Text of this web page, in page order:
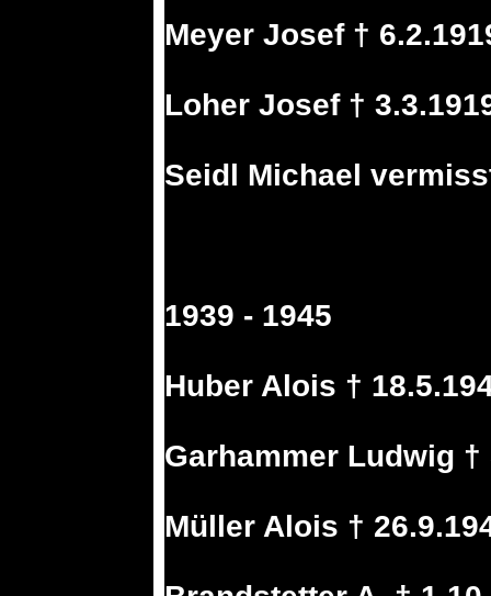
Meyer Josef †
Loher Josef †
Seidl Michael
1939 - 1945
Huber Alois †
Garhammer Ludwig
Müller Alois †